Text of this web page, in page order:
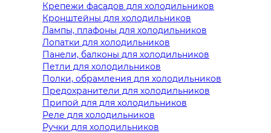
Крепежи фасадов для холодильников
Кронштейны для холодильников
Лампы, плафоны для холодильников
Лопатки для холодильников
Панели, балконы для холодильников
Петли для холодильников
Полки, обрамления для холодильников
Предохранители для холодильников
Припой для для холодильников
Реле для холодильников
Ручки для холодильников